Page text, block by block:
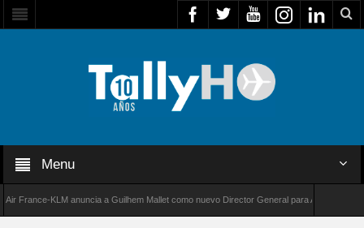
Menu
KLM anuncia a Guilhem Mallet como nuevo Director General para América Latina